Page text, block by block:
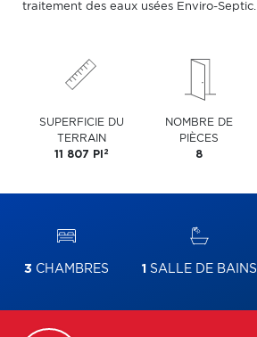
traitement des eaux usées Enviro-Septic.
SUPERFICIE DU
TERRAIN
11 807 PI 2
NOMBRE DE
PIÈCES
8
3 CHAMBRES 1 SALLE DE BAINS